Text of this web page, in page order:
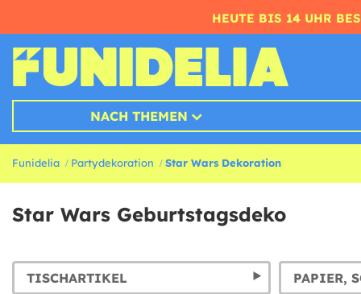
HEUTE BIS 14 UHR
NACH THEMEN
Funidelia Partydekoration Star Wars Dekoration
Star Wars Geburtstagsdeko
TISCHARTIKEL